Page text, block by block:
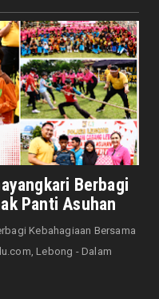
Nasib Negeri
biru
Canggih, Penuh
Sia...
Saatnya
Genteng Ramah
Berbagi
Panti Asuhan
Kebahagiaan Bersama
Lebong - Dalam